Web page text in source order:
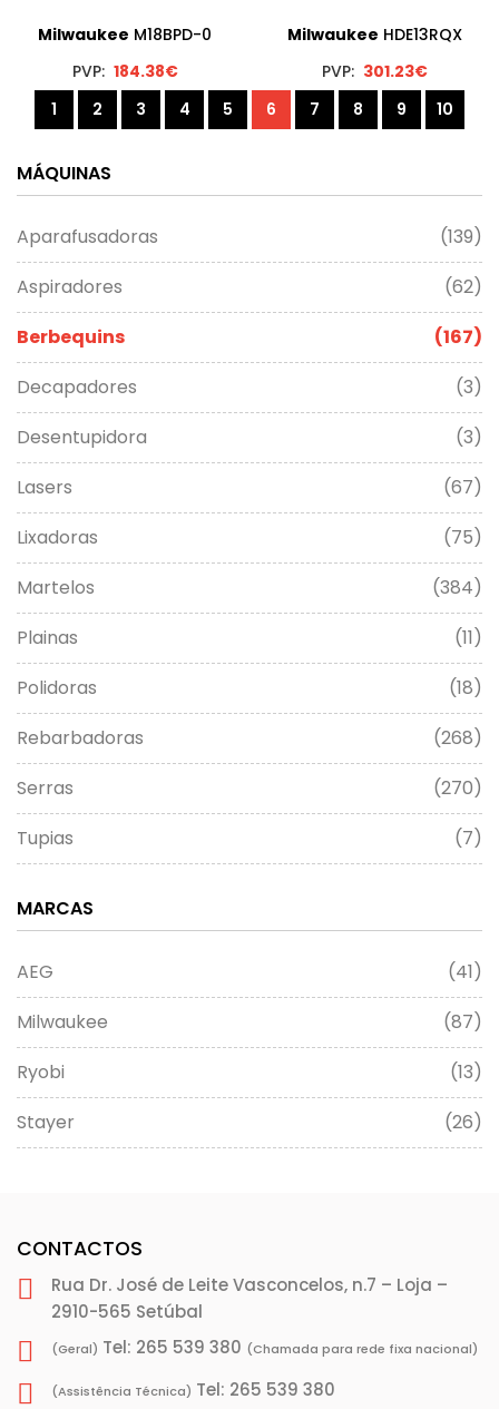
Milwaukee M18BPD-0
PVP: 184.38€
Milwaukee HDE13RQX
PVP: 301.23€
1
2 3 4 5 6 7 8 9 10
MÁQUINAS
Aparafusadoras
(139)
Aspiradores
(62)
Berbequins
(167)
Decapadores
(3)
Desentupidora
(3)
Lasers
(67)
Lixadoras
(75)
Martelos
(384)
Plainas
(11)
Polidoras
(18)
Rebarbadoras
(268)
Serras
(270)
Tupias
(7)
MARCAS
AEG
(41)
Milwaukee
(87)
Ryobi
(13)
Stayer
(26)
CONTACTOS
Rua Dr. José de Leite Vasconcelos, n.7 – Loja –
2910-565 Setúbal
(Geral) Tel: 265 539 380 (Chamada para rede fixa nacional)
(Assistência Técnica) Tel: 265 539 380